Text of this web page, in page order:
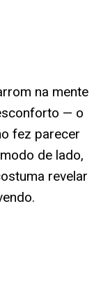
na mente
— o
fez parecer
de lado,
revelar